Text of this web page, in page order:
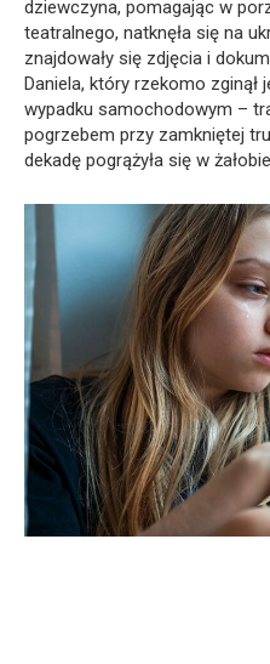
dziewczyna, pomagając w
teatralnego, natknęła się na
znajdowały się zdjęcia i
Daniela, który rzekomo
wypadku samochodowym –
pogrzebem przy zamkniętej
dekadę pogrążyła się w